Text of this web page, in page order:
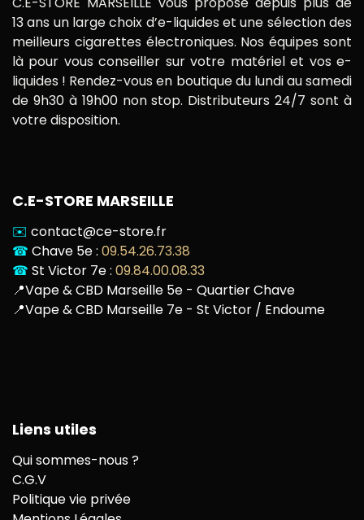
13 ans un large choix d’e-liquides et une sélection des
meilleurs cigarettes électroniques. Nos équipes sont
là pour vous conseiller sur votre matériel et vos e-
liquides ! Rendez-vous en boutique du lundi au samedi
de 9h30 à 19h00 non stop. Distributeurs 24/7 sont à
votre disposition.
C.E-STORE MARSEILLE
✉️ contact@ce-store.fr
☎ Chave 5e : 09.54.26.73.38
☎ St Victor 7e : 09.84.00.08.33
📍Vape & CBD Marseille 5e - Quartier Chave
📍Vape & CBD Marseille 7e - St Victor / Endoume
Liens utiles
Qui sommes-nous ?
C.G.V
Politique vie privée